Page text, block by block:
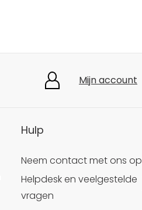
Mijn account
Hulp
Neem contact met ons op
Helpdesk en veelgestelde
vragen